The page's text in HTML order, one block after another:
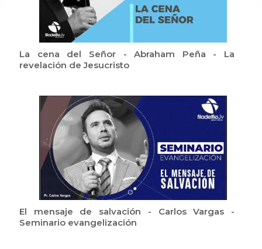
La cena del Señor - Abraham Peña - La
revelación de Jesucristo
El mensaje de salvación - Carlos Vargas -
Seminario evangelización